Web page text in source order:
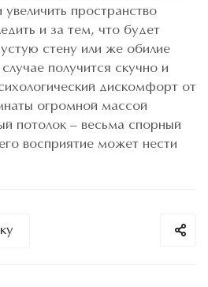
увеличить пространство
и за тем, что будет
стену или же обилие
получится скучно и
дискомфорт от
огромной массой
потолок – весьма спорный
восприятие может нести